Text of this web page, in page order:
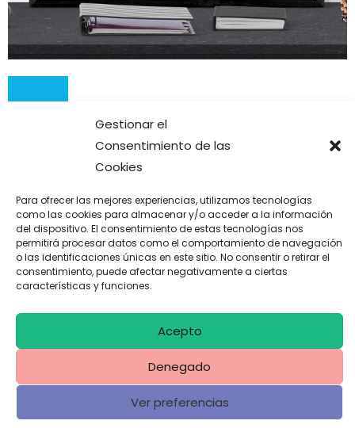
Gestionar el
Consentimiento de las
Cookies
Para ofrecer las mejores experiencias, utilizamos tecnologías
como las cookies para almacenar y/o acceder a la información
del dispositivo. El consentimiento de estas tecnologías nos
permitirá procesar datos como el comportamiento de navegación
o las identificaciones únicas en este sitio. No consentir o retirar el
consentimiento, puede afectar negativamente a ciertas
características y funciones.
Acepto
Denegado
Ver preferencias
Connect
Copyright © 2026 Janajanita Art | Powered by Janajanita Art